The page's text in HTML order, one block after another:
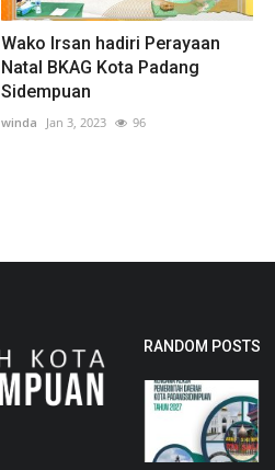
Wako Irsan hadiri Perayaan
Natal BKAG Kota Padang
Sidempuan
winda Jan 3, 2023 96
RANDOM POSTS